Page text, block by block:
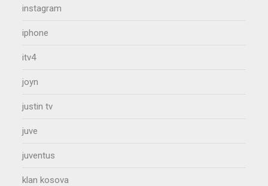
instagram
iphone
itv4
joyn
justin tv
juve
juventus
klan kosova